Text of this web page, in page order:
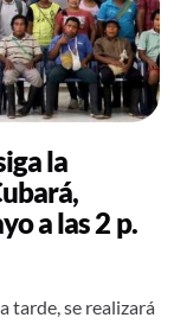
la
a las 2 p.
tarde, se realizará